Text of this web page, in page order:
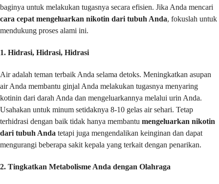
baginya untuk melakukan tugasnya secara efisien. Jika Anda mencari
cara cepat mengeluarkan nikotin dari tubuh Anda, fokuslah untuk
mendukung proses alami ini.
1. Hidrasi, Hidrasi, Hidrasi
Air adalah teman terbaik Anda selama detoks. Meningkatkan asupan
air Anda membantu ginjal Anda melakukan tugasnya menyaring
kotinin dari darah Anda dan mengeluarkannya melalui urin Anda.
Usahakan untuk minum setidaknya 8-10 gelas air sehari. Tetap
terhidrasi dengan baik tidak hanya membantu mengeluarkan nikotin
dari tubuh Anda tetapi juga mengendalikan keinginan dan dapat
mengurangi beberapa sakit kepala yang terkait dengan penarikan.
2. Tingkatkan Metabolisme Anda dengan Olahraga